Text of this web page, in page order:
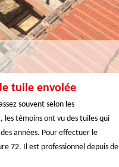
tuile envolée
souvent selon les
les témoins ont vu des tuiles qui
années. Pour effectuer le
72. Il est professionnel depuis de